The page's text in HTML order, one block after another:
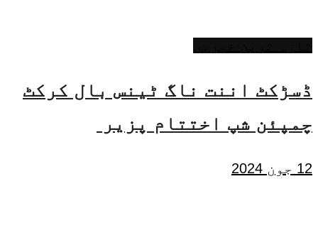
ڈسڑکٹ اننت ناگ ٹینس بال کرکٹ
چمپئن شپ اختتام پزیر
12 جون 2024